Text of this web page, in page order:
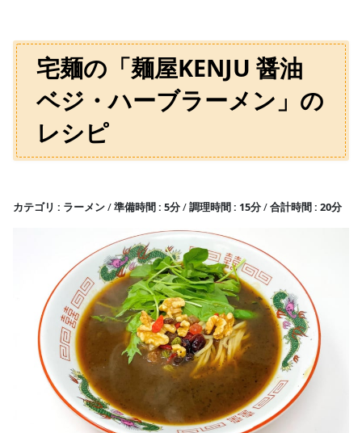
宅麺の「麺屋KENJU 醤油
ベジ・ハーブラーメン」の
レシピ
カテゴリ ラーメン 準備時間 5分 調理時間 15分 合計時間 20分